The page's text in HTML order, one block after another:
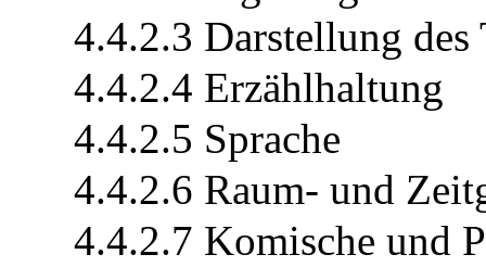
4.4.2.3 Darstellung des
4.4.2.4 Erzählhaltung
4.4.2.5 Sprache
4.4.2.6 Raum- und
4.4.2.7 Komische und